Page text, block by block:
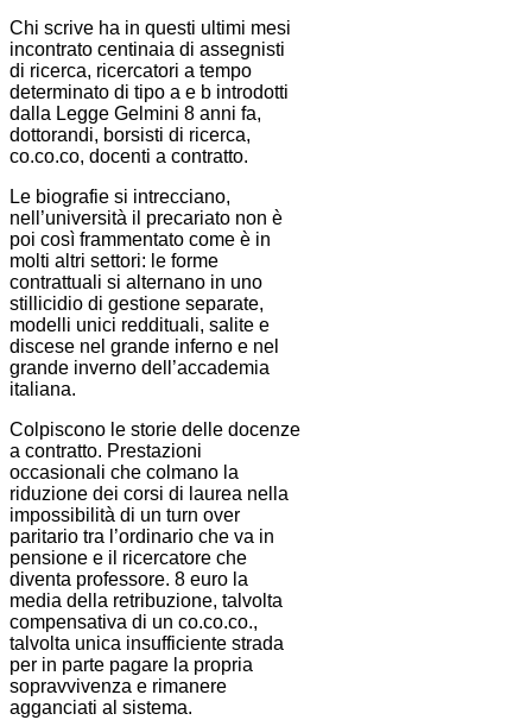
Chi scrive ha in questi ultimi mesi
incontrato centinaia di assegnisti
di ricerca, ricercatori a tempo
determinato di tipo a e b introdotti
dalla Legge Gelmini 8 anni fa,
dottorandi, borsisti di ricerca,
co.co.co, docenti a contratto.
Le biografie si intrecciano,
nell’università il precariato non è
poi così frammentato come è in
molti altri settori: le forme
contrattuali si alternano in uno
stillicidio di gestione separate,
modelli unici reddituali, salite e
discese nel grande inferno e nel
grande inverno dell’accademia
italiana.
Colpiscono le storie delle docenze
a contratto. Prestazioni
occasionali che colmano la
riduzione dei corsi di laurea nella
impossibilità di un turn over
paritario tra l’ordinario che va in
pensione e il ricercatore che
diventa professore. 8 euro la
media della retribuzione, talvolta
compensativa di un co.co.co.,
talvolta unica insufficiente strada
per in parte pagare la propria
sopravvivenza e rimanere
agganciati al sistema.